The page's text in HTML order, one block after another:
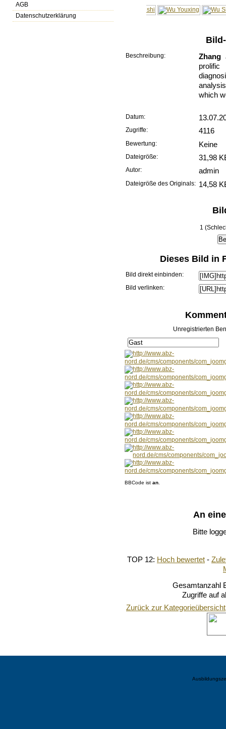
AGB
Datenschutzerklärung
Beschreibung:
Zhang
which
Datum:
Zugriffe: 4116
Bewertung: Keine
Dateigröße: 31,98
Autor: admin
Dateigröße des Originals: 14,58
1
Dieses Bild in
Bild direkt einbinden:
Bild verlinken:
Unregistrierten
BBCode istan
An
Bitte
TOP 12: Hoch bewertet -
Gesamtanzahl
Zugriffe auf
Zurück zur Kategorieübersicht